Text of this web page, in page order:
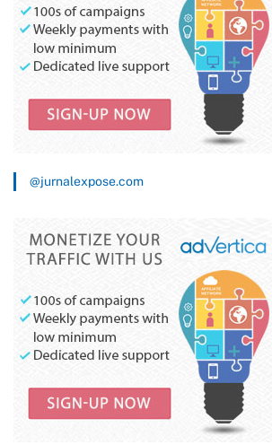
@jurnalexpose.com